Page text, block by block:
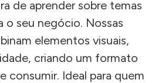
de aprender sobre temas
o seu negócio. Nossas
elementos visuais,
criando um formato
consumir. Ideal para quem